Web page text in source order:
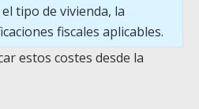
tipo de vivienda, la
fiscales aplicables.
estos costes desde la